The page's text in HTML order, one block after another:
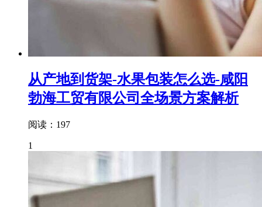
从产地到货架-水果包装怎么选-咸阳
勃海工贸有限公司全场景方案解析
阅读：197
1